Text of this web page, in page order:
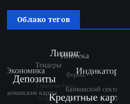
Облако тегов